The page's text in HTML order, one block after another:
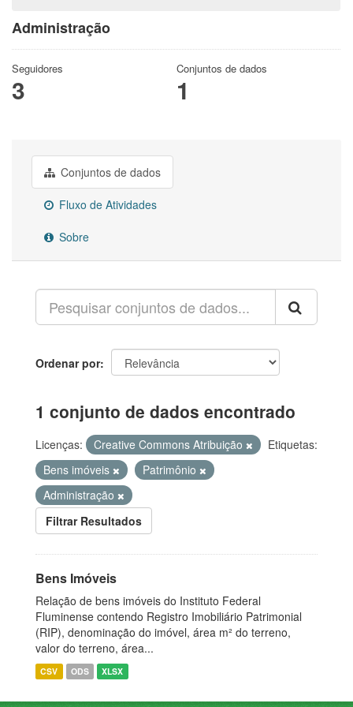
Administração
Seguidores
3
Conjuntos de dados
1
Conjuntos de dados
Fluxo de Atividades
Sobre
Ordenar por
1 conjunto de dados encontrado
Licenças: Creative Commons Atribuição
Etiquetas:
Bens imóveis
Patrimônio
Administração
Filtrar Resultados
Bens Imóveis
Relação de bens imóveis do Instituto Federal
Fluminense contendo Registro Imobiliário Patrimonial
(RIP), denominação do imóvel, área m² do terreno,
valor do terreno, área...
CSV ODS XLSX